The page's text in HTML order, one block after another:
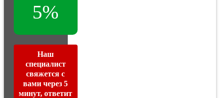
5%
Наш
специалист
свяжется с
вами через 5
минут, ответит